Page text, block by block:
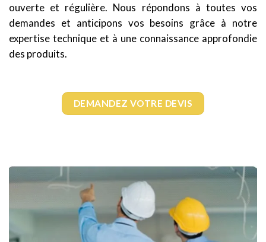
ouverte et régulière. Nous répondons à toutes vos
demandes et anticipons vos besoins grâce à notre
expertise technique et à une connaissance approfondie
des produits.
DEMANDEZ VOTRE DEVIS